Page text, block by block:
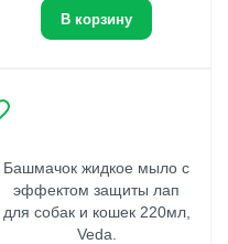
В корзину
Башмачок жидкое мыло с
эффектом защиты лап
для собак и кошек 220мл,
Veda.